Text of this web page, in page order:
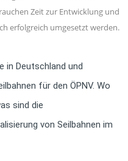
Zeit zur Entwicklung und
erfolgreich umgesetzt werden.
in Deutschland und
für den ÖPNV. Wo
sind die
von Seilbahnen im